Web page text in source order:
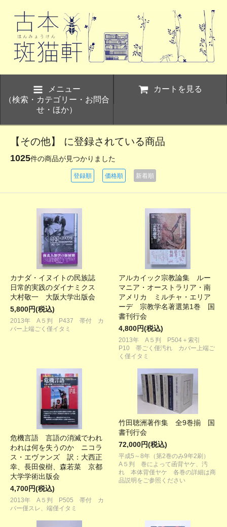
メニュー
（検索・カテゴリー・お問合
せ・ほか）
カートを見る
【その他】 に登録されている商品
1025件の商品が見つかりました
登録順 価格順 新着順
カナダ・イヌイトの民族誌
日常的実践のダイナミクス
大村敬一 大阪大学出版会
5,800円(税込)
2013年 A５判 P437 帯付 カ
バー上端ごく僅イタミ
アルカイック宗教論集 ルー
マニア・オーストラリア・南
アメリカ ミルチャ・エリア
ーデ 宗教学名著選第1巻 国
書刊行会
4,800円(税込)
2013年 A５判 P504＋索引
P10 帯ごく僅汚れ カバー上端ご
く僅イタミ
危機言語 言語の消滅でわれ
われは何を失うのか ニコラ
ス・エヴァンズ 訳：大西正
幸、長田俊樹、森若菜 京都
大学学術出版会
4,700円(税込)
2013年 A５判 P505 帯付 カ
バー僅スレ、端僅イタミ
竹田聴洲著作集 全9巻揃 国
書刊行会
72,000円(税込)
平成5～8年（第2巻のみ9年2刷）
A５判 巻によって函背ヤケ、汚
れ 本体背僅ヤケ 各巻の詳細は商
品説明をご参照ください